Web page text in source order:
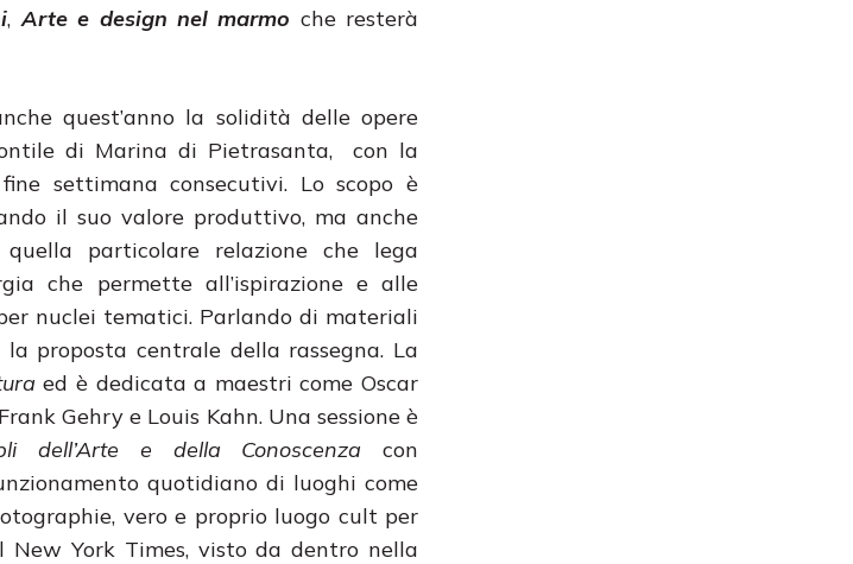
,Arte e design nel marmo che resterà
quest’anno la solidità delle opere
di Marina di Pietrasanta, con la
settimana consecutivi. Lo scopo è
il suo valore produttivo, ma anche
particolare relazione che lega
che permette all’ispirazione e alle
nuclei tematici. Parlando di materiali
proposta centrale della rassegna. La
ed è dedicata a maestri come Oscar
Gehry e Louis Kahn. Una sessione è
dell’Arte e della Conoscenza con
quotidiano di luoghi come
vero e proprio luogo cult per
York Times, visto da dentro nella